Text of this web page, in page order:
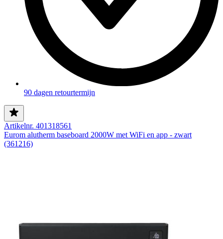
90 dagen retourtermijn
Artikelnr. 401318561
Eurom alutherm baseboard 2000W met WiFi en app - zwart
(361216)